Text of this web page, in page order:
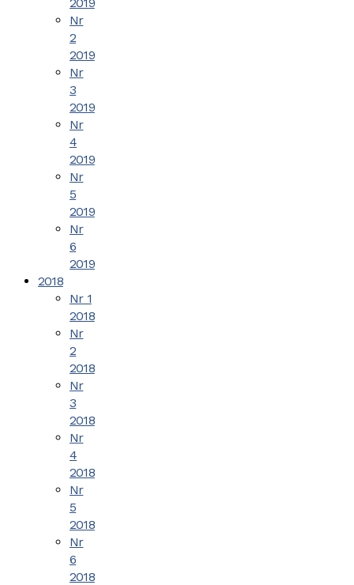
Nr
2
2019
Nr
3
2019
Nr
4
2019
Nr
5
2019
Nr
6
2019
2018
Nr 1
2018
Nr
2
2018
Nr
3
2018
Nr
4
2018
Nr
5
2018
Nr
6
2018